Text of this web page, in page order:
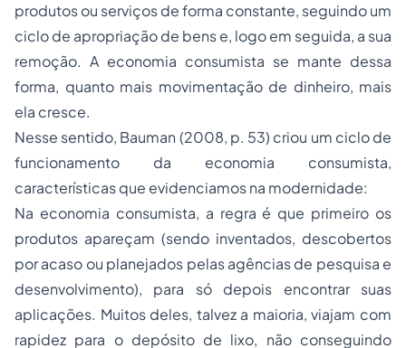
produtos ou serviços de forma constante, seguindo um
ciclo de apropriação de bens e, logo em seguida, a sua
remoção. A economia consumista se mante dessa
forma, quanto mais movimentação de dinheiro, mais
ela cresce.
Nesse sentido, Bauman (2008, p. 53) criou um ciclo de
funcionamento da economia consumista,
características que evidenciamos na modernidade:
Na economia consumista, a regra é que primeiro os
produtos apareçam (sendo inventados, descobertos
por acaso ou planejados pelas agências de pesquisa e
desenvolvimento), para só depois encontrar suas
aplicações. Muitos deles, talvez a maioria, viajam com
rapidez para o depósito de lixo, não conseguindo